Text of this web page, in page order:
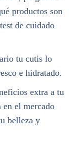
productos son
de cuidado
tu cutis lo
e hidratado.
extra a tu
el mercado
belleza y